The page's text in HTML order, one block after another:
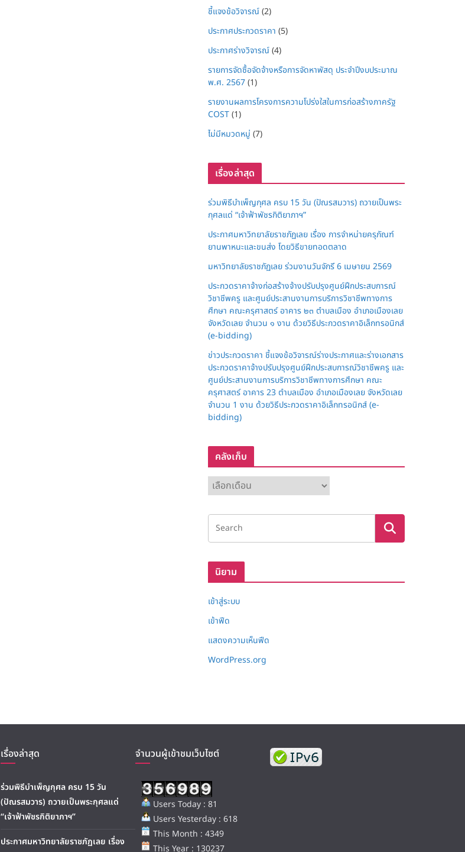
ชี้แจงข้อวิจารณ์(2)
ประกาศประกวดราคา (5)
ประกาศร่างวิจารณ์(4)
รายการจัดซื้อจัดจ้างหรือการจัดหาพัสดุ ประจำปีงบประมาณ
พ.ศ. 2567(1)
รายงานผลการโครงการความโปร่งใสในการก่อสร้างภาครัฐ
COST(1)
ไม่มีหมวดหมู่ (7)
เรื่องล่าสุด
ร่วมพิธีบำเพ็ญกุศล ครบ 15 วัน (ปัณรสมวาร) ถวายเป็นพระ
กุศลแด่ “เจ้าฟ้าพัชรกิติยาภาฯ”
ประกาศมหาวิทยาลัยราชภัฏเลย เรื่อง การจำหน่ายครุภัณฑ์
ยานพาหนะและขนส่ง โดยวิธีขายทอดตลาด
มหาวิทยาลัยราชภัฏเลย ร่วมงานวันจักรี 6 เมษายน 2569
ประกวดราคาจ้างก่อสร้างจ้างปรับปรุงศูนย์ฝึกประสบการณ์
วิชาชีพครู และศูนย์ประสานงานการบริการวิชาชีพทางการ
ศึกษา คณะครุศาสตร์ อาคาร ๒๓ ตำบลเมือง อำเภอเมืองเลย
จังหวัดเลย จำนวน ๑ งาน ด้วยวิธีประกวดราคาอิเล็กทรอนิกส์
(e-bidding)
ข่าวประกวดราคา ชี้แจงข้อวิจารณ์ร่างประกาศและร่างเอกสาร
ประกวดราคาจ้างปรับปรุงศูนย์ฝึกประสบการณ์วิชาชีพครู และ
ศูนย์ประสานงานการบริการวิชาชีพทางการศึกษา คณะ
ครุศาสตร์ อาคาร 23 ตำบลเมือง อำเภอเมืองเลย จังหวัดเลย
จำนวน 1 งาน ด้วยวิธีประกวดราคาอิเล็กทรอนิกส์ (e-
bidding)
คลังเก็บ
ลั
ง
ก็
นิยาม
เข้าสู่ระบบ
เข้าฟีด
แสดงความเห็นฟีด
WordPress.org
เรื่องล่าสุด
ร่วมพิธีบำเพ็ญกุศล ครบ 15 วัน
(ปัณรสมวาร) ถวายเป็นพระกุศลแด่
“เจ้าฟ้าพัชรกิติยาภาฯ”
ประกาศมหาวิทยาลัยราชภัฏเลย เรื่อง
จำนวนผู้เข้าชมเว็บไซต์
Users Today : 81
Users Yesterday : 618
This Month : 4349
This Year : 130237